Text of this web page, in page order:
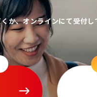
か、オンラインにて受付し